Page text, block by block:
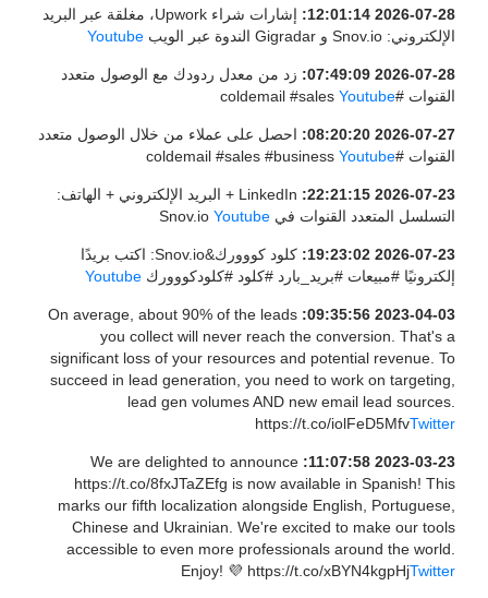
2026-07-28 12:01:14:
إشارات شراء Upwork، مغلقة عبر البريد
الإلكتروني: Snov.io و Gigradar الندوة عبر الويب
Youtube
2026-07-28 07:49:09:
زد من معدل ردودك مع الوصول متعدد
القنوات #coldemail #salesYoutube
2026-07-27 08:20:20:
احصل على عملاء من خلال الوصول متعدد
القنوات #coldemail #sales #businessYoutube
2026-07-23 22:21:15:
LinkedIn + البريد الإلكتروني + الهاتف:
التسلسل المتعدد القنوات في Snov.io Youtube
2026-07-23 19:23:02:
كلود كووورك&Snov.io: اكتب بريدًا
إلكترونيًا #مبيعات #بريد_بارد #كلود #كلودكووورك Youtube
2023-04-03 09:35:56:
On average, about 90% of the leads
you collect will never reach the conversion. That's a
significant loss of your resources and potential revenue. To
succeed in lead generation, you need to work on targeting,
lead gen volumes AND new email lead sources.
https://t.co/iolFeD5MfvTwitter
2023-03-23 11:07:58:
We are delighted to announce
https://t.co/8fxJTaZEfg is now available in Spanish! This
marks our fifth localization alongside English, Portuguese,
Chinese and Ukrainian. We're excited to make our tools
accessible to even more professionals around the world.
Enjoy! 💜 https://t.co/xBYN4kgpHjTwitter